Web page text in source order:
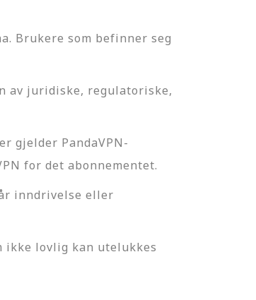
Brukere som befinner seg
av juridiske, regulatoriske,
gjelder PandaVPN-
for det abonnementet.
inndrivelse eller
lovlig kan utelukkes